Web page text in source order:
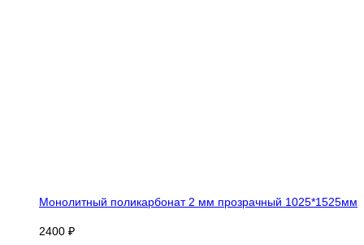
Монолитный поликарбонат 2 мм прозрачный 1025*1525мм
2400 ₽